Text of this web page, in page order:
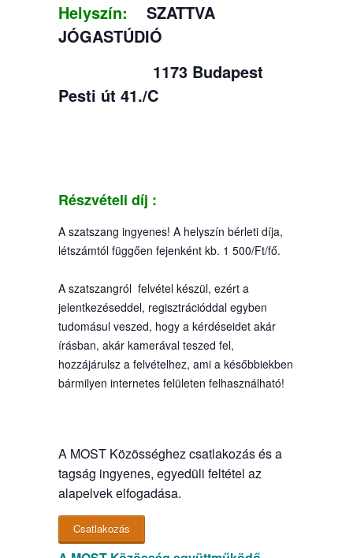
Helyszín:
SZATTVA
JÓGASTÚDIÓ
1173 Budapest
Pesti út 41./C
Részvételi díj :
A szatszang ingyenes! A helyszín bérleti díja,
létszámtól függően fejenként kb. 1 500/Ft/fő.
A szatszangról felvétel készül, ezért a
jelentkezéseddel, regisztrációddal egyben
tudomásul veszed, hogy a kérdéseidet akár
írásban, akár kamerával teszed fel,
hozzájárulsz a felvételhez, ami a későbbiekben
bármilyen internetes felületen felhasználható!
A MOST Közösséghez csatlakozás és a
tagság ingyenes, egyedüli feltétel az
alapelvek elfogadása.
Csatlakozás